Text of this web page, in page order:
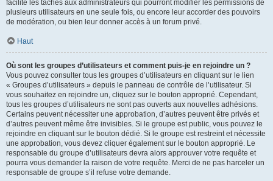
facilite les tâches aux administrateurs qui pourront modifier les permissions de
plusieurs utilisateurs en une seule fois, ou encore leur accorder des pouvoirs
de modération, ou bien leur donner accès à un forum privé.
Haut
Où sont les groupes d’utilisateurs et comment puis-je en rejoindre un ?
Vous pouvez consulter tous les groupes d’utilisateurs en cliquant sur le lien
« Groupes d’utilisateurs » depuis le panneau de contrôle de l’utilisateur. Si
vous souhaitez en rejoindre un, cliquez sur le bouton approprié. Cependant,
tous les groupes d’utilisateurs ne sont pas ouverts aux nouvelles adhésions.
Certains peuvent nécessiter une approbation, d’autres peuvent être privés et
d’autres peuvent même être invisibles. Si le groupe est public, vous pouvez le
rejoindre en cliquant sur le bouton dédié. Si le groupe est restreint et nécessite
une approbation, vous devez cliquer également sur le bouton approprié. Le
responsable du groupe d’utilisateurs devra alors approuver votre requête et
pourra vous demander la raison de votre requête. Merci de ne pas harceler un
responsable de groupe s’il refuse votre demande.